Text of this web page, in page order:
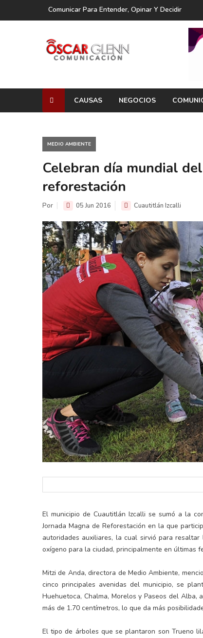
Comunicar Para Entender, Opinar Y Decidir
CAUSAS NEGOCIOS
MEDIO AMBIENTE
Celebran día mundial
reforestación
Por 05 Jun 2016 Cuautitlán Izcalli
El municipio de Cuautitlán Izcalli se sumó a la
Jornada Magna de Reforestación en la que
autoridades auxiliares, la cual sirvió para
oxígeno para la ciudad, principalmente en últimas
Mitzi de Anda, directora de Medio Ambiente,
cinco principales avenidas del municipio, se
Huehuetoca, Chalma, Morelos y Paseos del
más de 1.70 centímetros, lo que da más
El tipo de árboles que se plantaron son Trueno
en el ejercicio de sus
electorales
Y salió la propuesta de
la Presidenta